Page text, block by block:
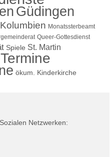
Güdingen
Kolumbien Monatssterbeamt
Queer-Gottesdienst
Spiele St. Martin
Termine
ökum. Kinderkirche
Netzwerken: